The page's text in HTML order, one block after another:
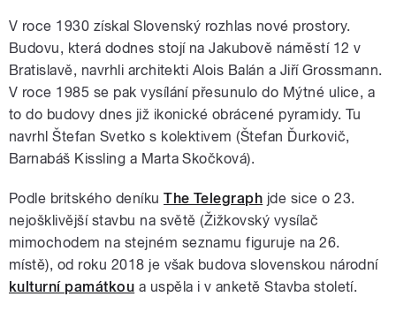
V roce 1930 získal Slovenský rozhlas nové prostory.
Budovu, která dodnes stojí na Jakubově náměstí 12 v
Bratislavě, navrhli architekti Alois Balán a Jiří Grossmann.
V roce 1985 se pak vysílání přesunulo do Mýtné ulice, a
to do budovy dnes již ikonické obrácené pyramidy. Tu
navrhl Štefan Svetko s kolektivem (Štefan Ďurkovič,
Barnabáš Kissling a Marta Skočková).
Podle britského deníkuThe Telegraph jde sice o 23.
nejošklivější stavbu na světě (Žižkovský vysílač
mimochodem na stejném seznamu figuruje na 26.
místě), od roku 2018 je však budova slovenskou národní
kulturní památkou a uspěla i v anketě Stavba století.